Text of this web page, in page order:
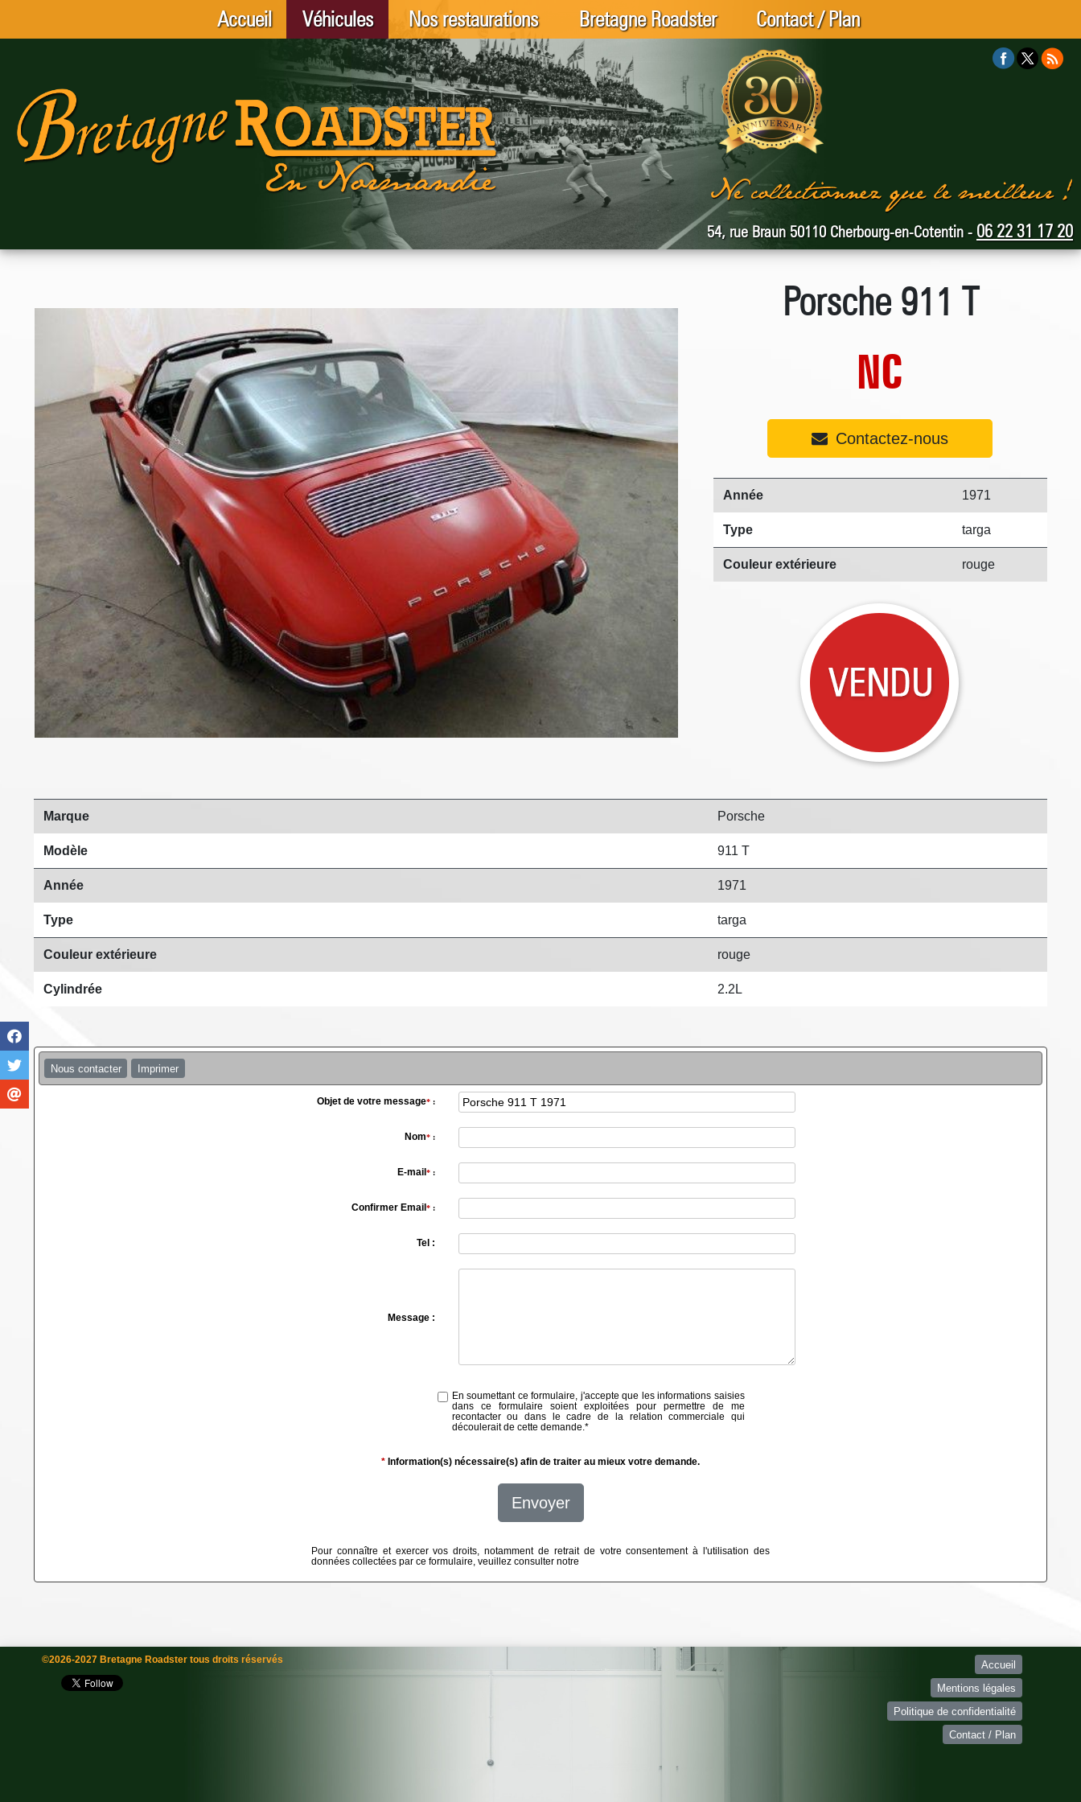
Accueil Véhicules Nos restaurations Bretagne Roadster Contact / Plan
54, rue Braun 50110 Cherbourg-en-Cotentin - 06 22 31 17 20
Porsche 911 T
NC
Contactez-nous
Année 1971
Type targa
Couleur extérieure rouge
Marque Porsche
Modèle 911 T
Année 1971
Type targa
Couleur extérieure rouge
Cylindrée 2.2L
Nous contacter Imprimer
Objet de votre message*:
Nom*:
E-mail *:
Confirmer Email *:
Tel :
Message :
En soumettant ce formulaire, j'accepte que les informations saisies
dans ce formulaire soient exploitées pour permettre de me
recontacter ou dans le cadre de la relation commerciale qui
découlerait de cette demande.*
* Information(s) nécessaire(s) afin de traiter au mieux votre demande.
Envoyer
Pour connaître et exercer vos droits, notamment de retrait de votre consentement à l'utilisation des
données collectées par ce formulaire, veuillez consulter notre
©2026-2027 Bretagne Roadster tous droits réservés
Accueil
Mentions légales
Politique de confidentialité
Contact / Plan